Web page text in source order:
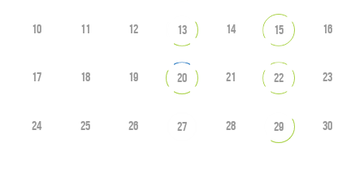
10 11 12 13 14 15 16
17 18 19 20 21 22 23
24 25 26 27 28 29 30